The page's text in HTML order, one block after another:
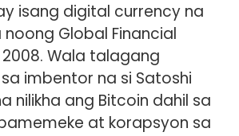
isang digital currency na
noong Global Financial
Wala talagang
imbentor na si Satoshi
nilikha ang Bitcoin dahil sa
at korapsyon sa